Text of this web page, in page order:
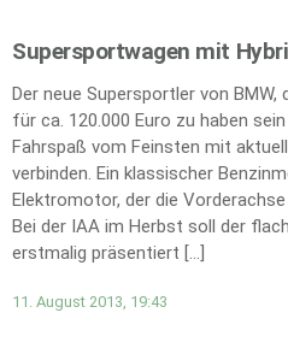
Supersportwagen mit
Der neue Supersportler von
für ca. 120.000 Euro zu haben
Fahrspaß vom Feinsten mit
verbinden. Ein klassischer
Elektromotor, der die
Bei der IAA im Herbst soll der
erstmalig präsentiert […]
11. August 2013, 19:43